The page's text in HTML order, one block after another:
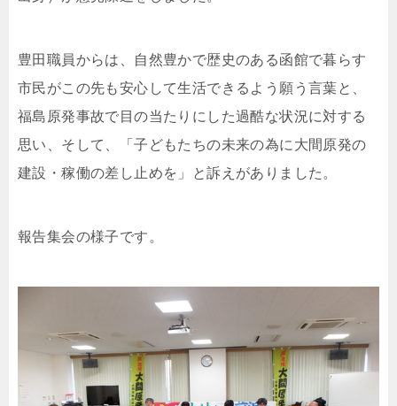
豊田職員からは、自然豊かで歴史のある函館で暮らす
市民がこの先も安心して生活できるよう願う言葉と、
福島原発事故で目の当たりにした過酷な状況に対する
思い、そして、「子どもたちの未来の為に大間原発の
建設・稼働の差し止めを」と訴えがありました。
報告集会の様子です。